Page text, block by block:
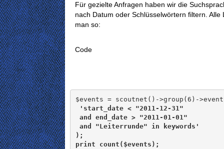
Für gezielte Anfragen haben wir die
nach Datum oder Schlüsselwörtern filtern.
man so:
Code
$events = scoutnet()->group(6)-
'start_date < "2011-12-31"
and end_date > "2011-01-01"
and "Leiterrunde" in keywords'
);
print count($events);